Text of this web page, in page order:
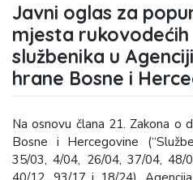
Javni oglas za
mjesta rukovodećih
službenika u
hrane Bosne i
Na osnovu člana 21. Zakona o
Bosne i Hercegovine
35/03, 4/04, 26/04, 37/04, 48/